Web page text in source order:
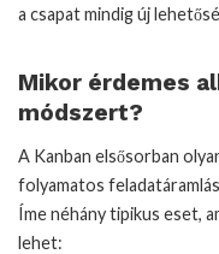
a csapat mindig új
Mikor érdemes
módszert?
A Kanban elsősorban
folyamatos
Íme néhány tipikus eset,
lehet: